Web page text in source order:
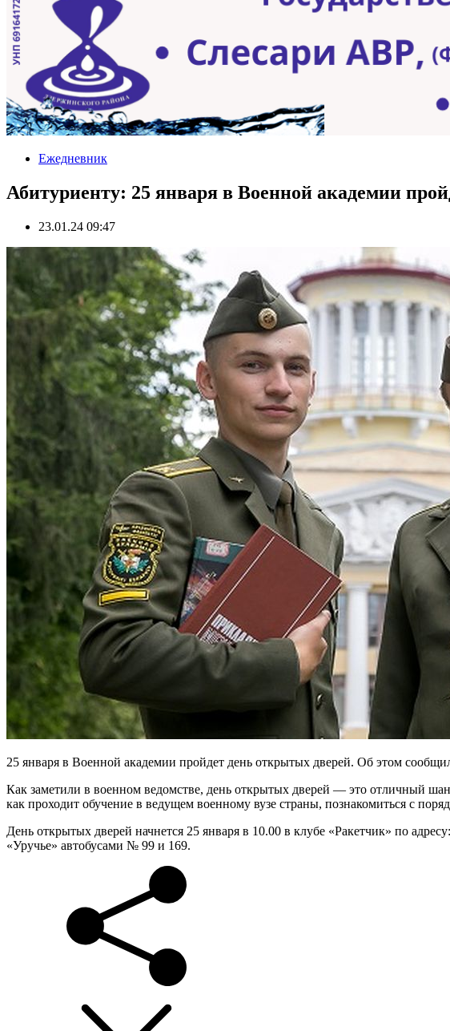
Ежедневник
Абитуриенту: 25 января в Военной академии
23.01.24 09:47
25 января в Военной академии пройдет день открытых дверей. Об этом
Как заметили в военном ведомстве, день открытых дверей — это отличный
как проходит обучение в ведущем военному вузе страны, познакомиться с
День открытых дверей начнется 25 января в 10.00 в клубе «Ракетчик» по
«Уручье» автобусами № 99 и 169.